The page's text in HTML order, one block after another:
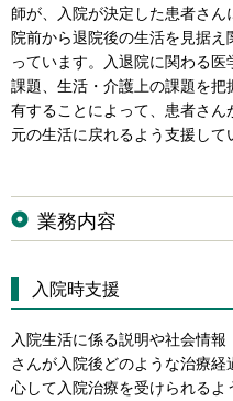
師が、入院が決定した患者さん
院前から退院後の生活を見据え
っています。入退院に関わる医
課題、生活・介護上の課題を
有することによって、患者さ
元の生活に戻れるよう支援して
業務内容
入院時支援
入院生活に係る説明や社会情
さんが入院後どのような治療
心して入院治療を受けられる